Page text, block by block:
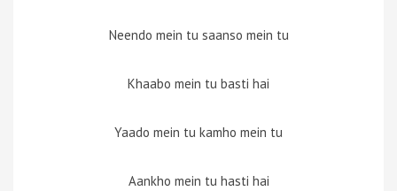
Neendo mein tu saanso mein tu
Khaabo mein tu basti hai
Yaado mein tu kamho mein tu
Aankho mein tu hasti hai